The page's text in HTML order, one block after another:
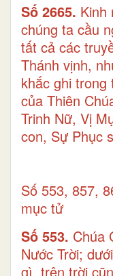
Số 2665. Kinh
chúng ta cầu
tất cả các
Thánh vịnh,
khắc ghi
của Thiên
Trinh Nữ, Vị
con, Sự Phục
Số 553, 857,
mục tử
Số 553. Chúa
Nước Trời;
gì, trên trời